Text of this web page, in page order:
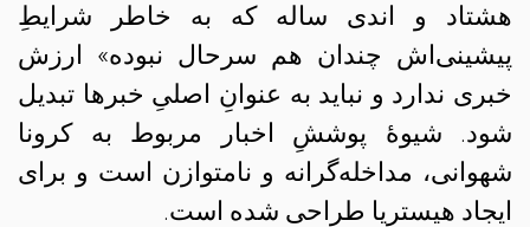
هشتاد و اندی ساله که به خاطر شرایطِ
پیشینی‌اش چندان هم سرحال نبوده» ارزش
خبری ندارد و نباید به عنوانِ اصلیِ خبرها تبدیل
شود. شیوهٔ پوششِ اخبار مربوط به کرونا
شهوانی، مداخله‌گرانه و نامتوازن است و برای
ایجاد هیستریا طراحی شده است.